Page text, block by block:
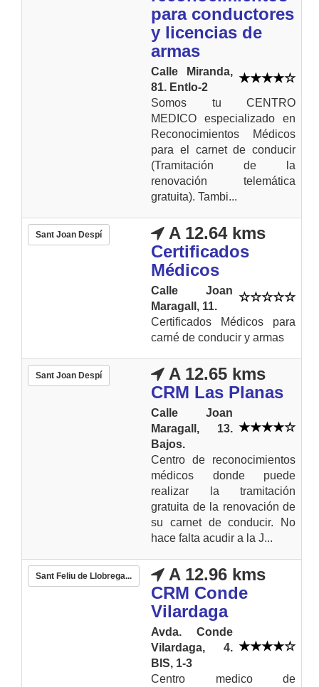
para conductores
y licencias de
armas
Calle Miranda,
81. Entlo-2
Somos tu CENTRO
MEDICO especializado en
Reconocimientos Médicos
para el carnet de conducir
(Tramitación de la
renovación telemática
gratuita). Tambi...
Sant Joan Despí
A 12.64 kms
Certificados
Médicos
Calle Joan
Maragall, 11.
Certificados Médicos para
carné de conducir y armas
Sant Joan Despí
A 12.65 kms
CRM Las Planas
Calle Joan
Maragall, 13.
Bajos.
Centro de reconocimientos
médicos donde puede
realizar la tramitación
gratuita de la renovación de
su carnet de conducir. No
hace falta acudir a la J...
Sant Feliu de Llobrega...
A 12.96 kms
CRM Conde
Vilardaga
Avda. Conde
Vilardaga, 4.
BIS, 1-3
Centro medico de